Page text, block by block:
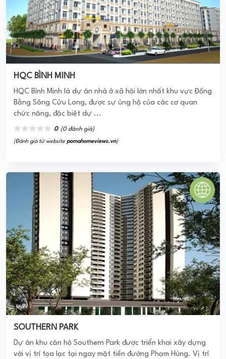
HQC BÌNH MINH
HQC Bình Minh là dự án nhà ở xã hội lớn nhất khu vực Đồng
Bằng Sông Cửu Long, được sự ủng hộ của các cơ quan
chức năng, đặc biệt dự ...
0 (0 đánh giá)
(Đánh giá từ website pomahomeviews.vn)
SOUTHERN PARK
Dự án khu căn hộ Southern Park được triển khai xây dựng
với vị trí tọa lạc tại ngay mặt tiền đường Phạm Hùng. Vị trí